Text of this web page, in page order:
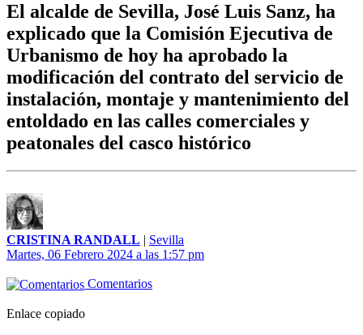
El alcalde de Sevilla, José Luis Sanz, ha
explicado que la Comisión Ejecutiva de
Urbanismo de hoy ha aprobado la
modificación del contrato del servicio de
instalación, montaje y mantenimiento del
entoldado en las calles comerciales y
peatonales del casco histórico
CRISTINA RANDALL | Sevilla
Martes, 06 Febrero 2024 a las 1:57 pm
Comentarios
Enlace copiado